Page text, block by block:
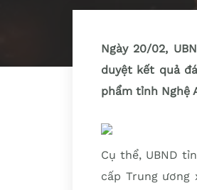
Ngày 20/02,
duyệt kết quả
phẩm tỉnh Nghệ
Cụ thể, UBND
cấp Trung ương